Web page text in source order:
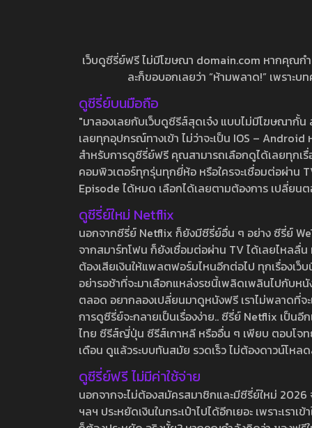
เว็บดูซีรี่ย์ฟรี ไม่มีโฆษณา domain.com หากคุณก
ละก็ขอบอกเลยว่า “ห้ามพลาด!” เพราะ
ดูซีรี่ย์บนมือถือ
"มาลองเลยกับเว็บดูซีรีส์สุดเจ๋ง แบบไม่มีโฆษณากั้
เลยทุกอุปกรณ์ทางเข้า ไม่ว่าจะเป็น IOS –
สำหรับการดูซีรี่ย์ฟรี คุณสามารถเลือกดูได้เลยทุกเ
คอมพิวเตอร์ทุกรุ่นทุกยี่ห้อ หรือใครจะเชื่อมต่อผ่าน
Episode ได้หมด เลือกได้เลยตามต้องการ เปลี่ยน
ดูซีรี่ย์ใหม่ Netflix
นอกจากซีรี่ย์ Netflix ก็ยังมีซีรี่ย์อื่น ๆ อย่าง ซีรี่ย์
จากสมาร์ทโฟน ก็ยังเชื่อมต่อผ่าน TV ได้เลยไหลลื่
ต้องเสียเงินให้แพลตฟอร์มไหนอีกต่อไป ทุกเรื่องเว็
อย่ารอช้าที่จะมาเลือกแหล่งรชนี้เพลิดเพลินไปกับห
ตลอด อยากลองเปลี่ยนมาดูหนังฟรี เราไม่พลาดที่
การดูซีรี่ย์จะกลายเป็นเรื่องง่าย.. ซีรี่ย์ Netflix เป็น
ไทย ซีรีส์ญี่ปุ่น ซีรีส์เกาหลี หรืออื่น ๆ เพียบ ตอบโจท
เดือน ดูแล้วระบบทันสมัย รวดเร็ว ไม่ต้องดาวน์โห
ดูซีรี่ย์ฟรี ไม่มีค่าใช้จ่าย
นอกจากจะไม่ต้องสมัครสมาชิกและมีซีรี่ย์ใหม่
ฯลฯ ประหยัดเงินในกระเป๋าไปได้อีกเยอะ เพราะเร